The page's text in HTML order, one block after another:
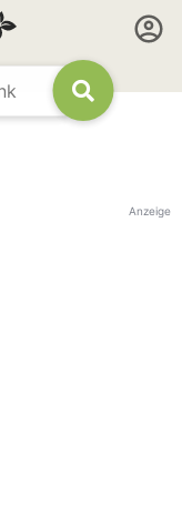
Anzeige